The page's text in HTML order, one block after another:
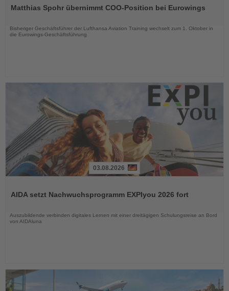
dieMatthias Spohr übernimmt COO-Position bei Eurowings
Bisheriger Geschäftsführer der Lufthansa Aviation Training wechselt zum 1. Oktober in
die Eurowings-Geschäftsführung
die
03.08.2026
AIDA setzt Nachwuchsprogramm EXPIyou 2026 fort
Auszubildende verbinden digitales Lernen mit einer dreitägigen Schulungsreise an Bord
von AIDAluna